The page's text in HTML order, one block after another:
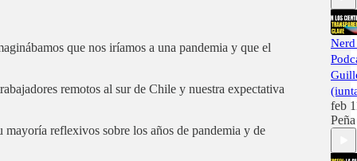
que nos iríamos a una pandemia y que el
remotos al sur de Chile y nuestra expectativa
mayoría reflexivos sobre los años de pandemia y de
feb
Peña